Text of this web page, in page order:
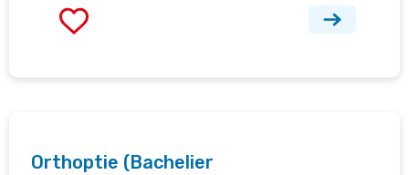
Orthoptie (Bachelier